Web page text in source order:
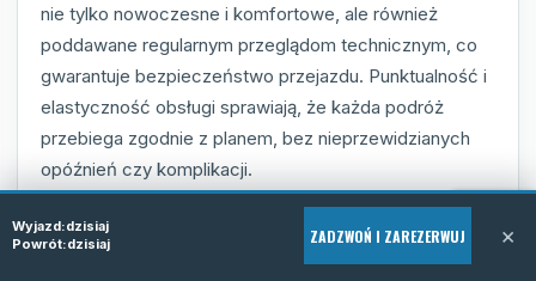
nie tylko nowoczesne i komfortowe, ale również
poddawane regularnym przeglądom technicznym, co
gwarantuje bezpieczeństwo przejazdu. Punktualność i
elastyczność obsługi sprawiają, że każda podróż
przebiega zgodnie z planem, bez nieprzewidzianych
opóźnień czy komplikacji.
Firma Tomiline stawia na indywidualne podejście do
klienta, oferując usługę door-to-door, która znacznie
Wyjazd:dzisiaj
Powrót:dzisiaj ZADZWOŃ I ZAREZERWUJ ×